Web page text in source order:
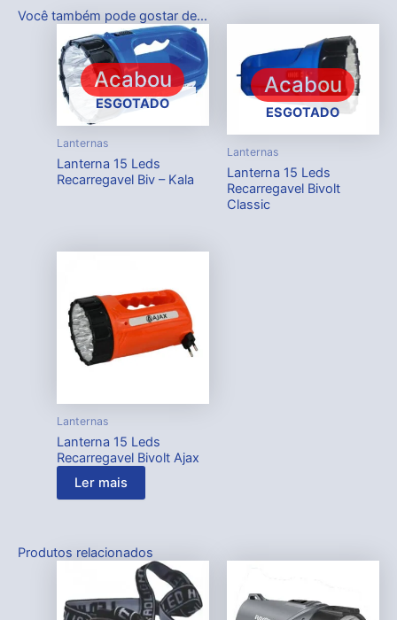
Você também pode gostar de…
Acabou
ESGOTADO
Lanternas
Lanterna 15 Leds
Recarregavel Biv – Kala
Acabou
ESGOTADO
Lanternas
Lanterna 15 Leds
Recarregavel Bivolt
Classic
Lanternas
Lanterna 15 Leds
Recarregavel Bivolt Ajax
Ler mais
Produtos relacionados